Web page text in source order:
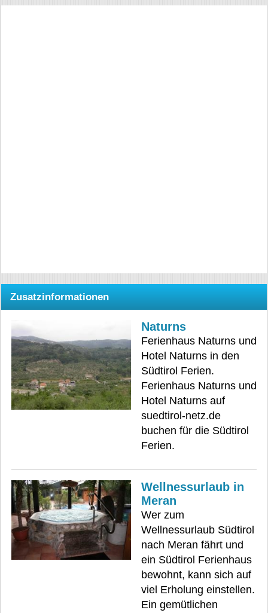
Zusatzinformationen
Naturns
Ferienhaus Naturns und
Hotel Naturns in den
Südtirol Ferien.
Ferienhaus Naturns und
Hotel Naturns auf
suedtirol-netz.de
buchen für die Südtirol
Ferien.
Wellnessurlaub in
Meran
Wer zum
Wellnessurlaub Südtirol
nach Meran fährt und
ein Südtirol Ferienhaus
bewohnt, kann sich auf
viel Erholung einstellen.
Ein gemütlichen